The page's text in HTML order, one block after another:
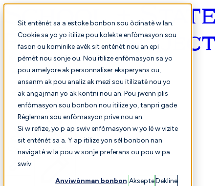
Sit entènèt sa a estoke bonbon sou òdinatè w lan.
Cookie sa yo yo itilize pou kolekte enfòmasyon sou
fason ou kominike avèk sit entènèt nou an epi
pèmèt nou sonje ou. Nou itilize enfòmasyon sa yo
pou amelyore ak personnaliser eksperyans ou,
ansanm ak pou analiz ak mezi sou itilizatè nou yo
ak angajman yo ak kontni nou an. Pou jwenn plis
enfòmasyon sou bonbon nou itilize yo, tanpri gade
Règleman sou enfòmasyon prive nou an.
Si w refize, yo p ap swiv enfòmasyon w yo lè w vizite
sit entènèt sa a. Y ap itilize yon sèl bonbon nan
navigatè w la pou w sonje preferans ou pou w pa
swiv.
Anviwònman bonbon AksepteDekline
Kreyòl ayisyen
Konparezon